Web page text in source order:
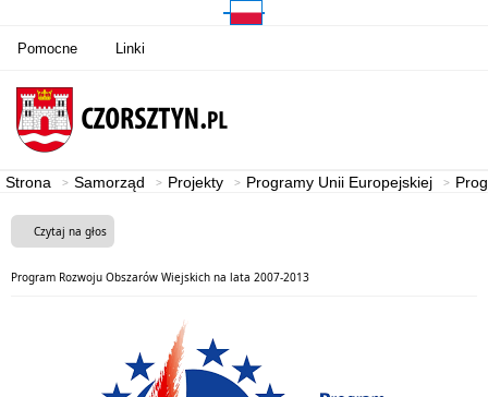
Pomocne Linki
Strona Samorząd Projekty Programy Unii Europejskiej
Czytaj na głos
Program Rozwoju Obszarów Wiejskich na lata 2007-2013